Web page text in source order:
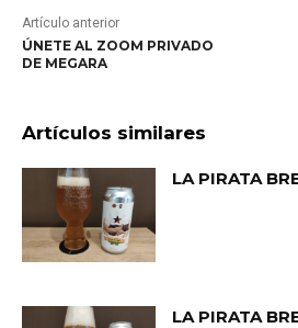
Artículo anterior
ÚNETE AL ZOOM PRIVADO
DE MEGARA
Artículos similares
LA PIRATA
LA PIRATA